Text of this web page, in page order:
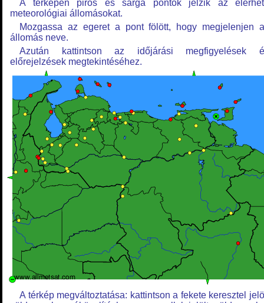
A térképen piros és sárga pontok jelzik az
meteorológiai állomásokat.
Mozgassa az egeret a pont fölött, hogy megjelenjen
állomás neve.
Azután kattintson az időjárási megfigyelések
előrejelzések megtekintéséhez.
A térkép megváltoztatása: kattintson a fekete keresztel